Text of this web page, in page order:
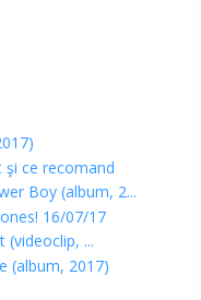
şi ce recomand
Boy (album, 2...
16/07/17
(videoclip, ...
(album, 2017)